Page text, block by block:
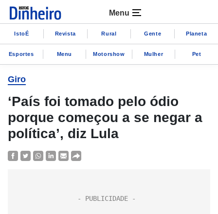
Menu
IstoÉ Revista Rural Gente Planeta
Esportes Menu Motorshow Mulher Pet
Giro
‘País foi tomado pelo ódio
porque começou a se negar a
política’, diz Lula